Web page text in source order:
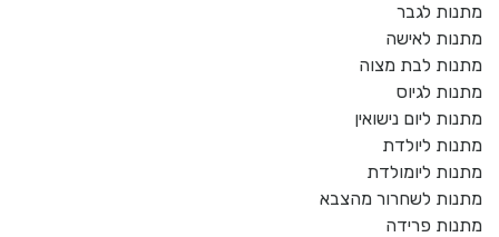
מתנות לגבר
מתנות לאישה
מתנות לבת מצוה
מתנות לגיוס
מתנות ליום נישואין
מתנות ליולדת
מתנות ליומולדת
מתנות לשחרור מהצבא
מתנות פרידה